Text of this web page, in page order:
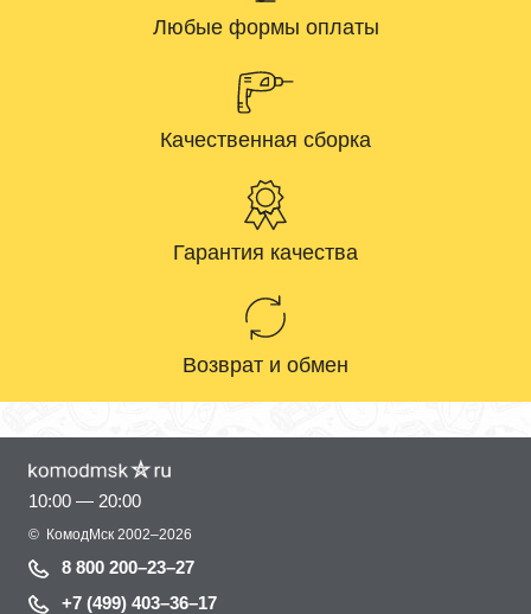
Любые формы оплаты
Качественная сборка
Гарантия качества
Возврат и обмен
10:00 — 20:00
© КомодМск 2002–2026
8 800 200–23–27
+7 (499) 403–36–17